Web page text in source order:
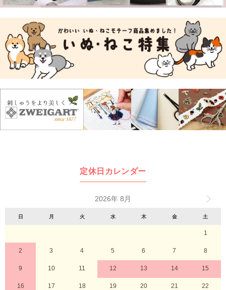
定休日カレンダー
2026年 8月
日 月 火 水 木 金 土
1
2 3 4 5 6 7 8
9 10 11 12 13 14 15
16 17 18 19 20 21 22